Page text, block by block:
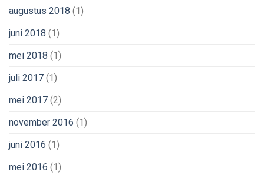
augustus 2018 (1)
juni 2018 (1)
mei 2018 (1)
juli 2017 (1)
mei 2017 (2)
november 2016 (1)
juni 2016 (1)
mei 2016 (1)